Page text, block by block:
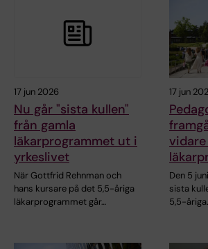
17 jun 2026
Nu går "sista kullen"
från gamla
läkarprogrammet ut i
yrkeslivet
När Gottfrid Rehnman och
hans kursare på det 5,5-åriga
läkarprogrammet går…
17 jun
Den 5
sista
5,5-